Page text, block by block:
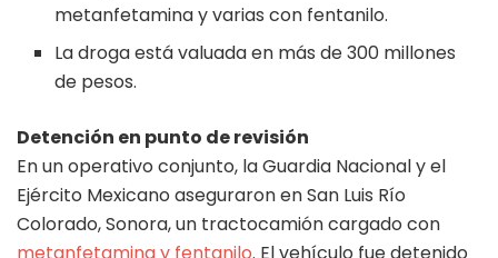
metanfetamina y varias con fentanilo.
La droga está valuada en más de 300 millones
de pesos.
Detención en punto de revisión
En un operativo conjunto, la Guardia Nacional y el
Ejército Mexicano aseguraron en San Luis Río
Colorado, Sonora, un tractocamión cargado con
metanfetamina y fentanilo. El vehículo fue detenido